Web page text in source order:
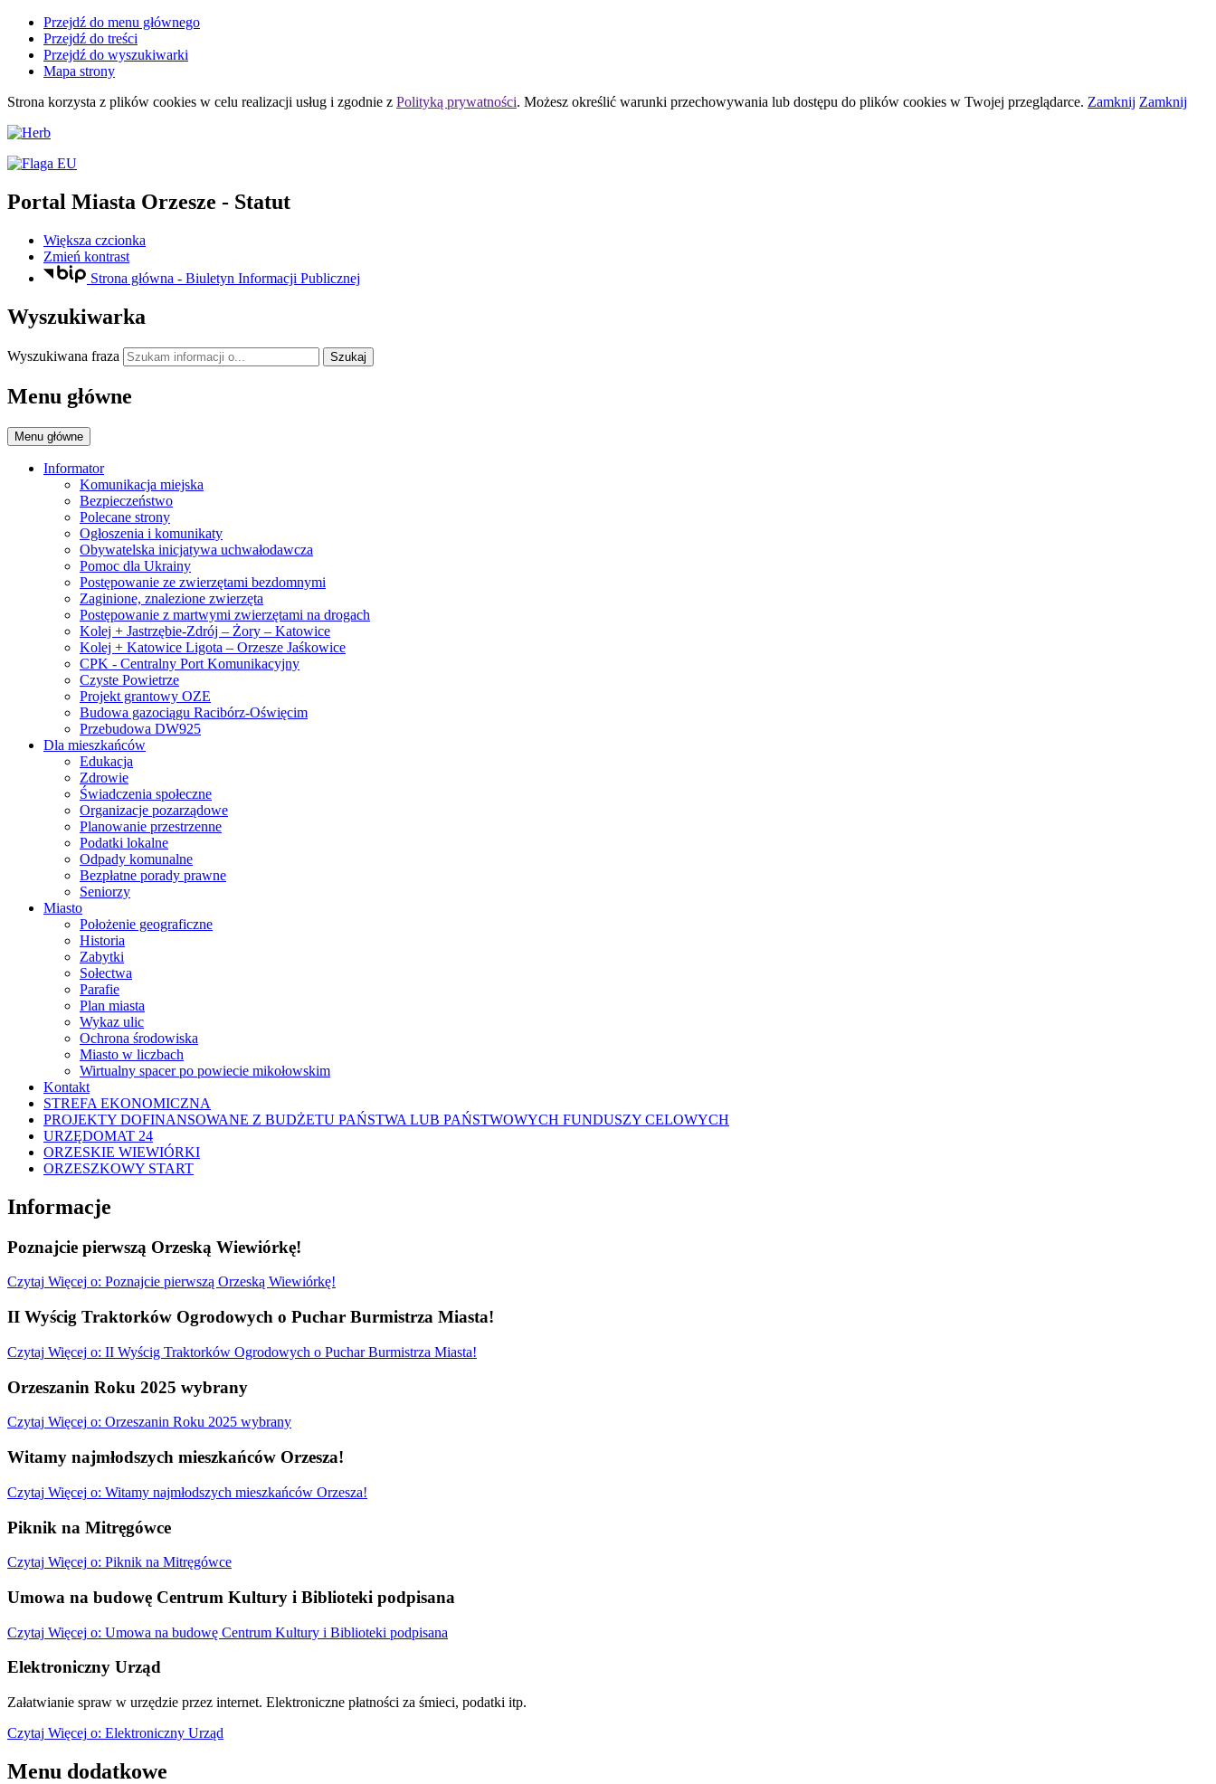
Przejdź do menu głównego
Przejdź do treści
Przejdź do wyszukiwarki
Mapa strony
Strona korzysta z plików cookies w celu realizacji usług i zgodnie z Polityką prywatności. Możesz określić warunki przechowywania lub dostępu do plików cookies w Twojej przeglądarce. Zamknij Zamknij
Portal Miasta Orzesze - Statut
Większa czcionka
Zmień kontrast
Strona główna - Biuletyn Informacji Publicznej
Wyszukiwarka
Wyszukiwana fraza Szukaj
Menu główne
Menu główne
Informator
Komunikacja miejska
Bezpieczeństwo
Polecane strony
Ogłoszenia i komunikaty
Obywatelska inicjatywa uchwałodawcza
Pomoc dla Ukrainy
Postępowanie ze zwierzętami bezdomnymi
Zaginione, znalezione zwierzęta
Postępowanie z martwymi zwierzętami na drogach
Kolej + Jastrzębie-Zdrój – Żory – Katowice
Kolej + Katowice Ligota – Orzesze Jaśkowice
CPK - Centralny Port Komunikacyjny
Czyste Powietrze
Projekt grantowy OZE
Budowa gazociągu Racibórz-Oświęcim
Przebudowa DW925
Dla mieszkańców
Edukacja
Zdrowie
Świadczenia społeczne
Organizacje pozarządowe
Planowanie przestrzenne
Podatki lokalne
Odpady komunalne
Bezpłatne porady prawne
Seniorzy
Miasto
Położenie geograficzne
Historia
Zabytki
Sołectwa
Parafie
Plan miasta
Wykaz ulic
Ochrona środowiska
Miasto w liczbach
Wirtualny spacer po powiecie mikołowskim
Kontakt
STREFA EKONOMICZNA
PROJEKTY DOFINANSOWANE Z BUDŻETU PAŃSTWA LUB PAŃSTWOWYCH FUNDUSZY CELOWYCH
URZĘDOMAT 24
ORZESKIE WIEWIÓRKI
ORZESZKOWY START
Informacje
Poznajcie pierwszą Orzeską Wiewiórkę!
Czytaj Więcej o: Poznajcie pierwszą Orzeską Wiewiórkę!
II Wyścig Traktorków Ogrodowych o Puchar Burmistrza Miasta!
Czytaj Więcej o: II Wyścig Traktorków Ogrodowych o Puchar Burmistrza Miasta!
Orzeszanin Roku 2025 wybrany
Czytaj Więcej o: Orzeszanin Roku 2025 wybrany
Witamy najmłodszych mieszkańców Orzesza!
Czytaj Więcej o: Witamy najmłodszych mieszkańców Orzesza!
Piknik na Mitręgówce
Czytaj Więcej o: Piknik na Mitręgówce
Umowa na budowę Centrum Kultury i Biblioteki podpisana
Czytaj Więcej o: Umowa na budowę Centrum Kultury i Biblioteki podpisana
Elektroniczny Urząd
Załatwianie spraw w urzędzie przez internet. Elektroniczne płatności za śmieci, podatki itp.
Czytaj Więcej o: Elektroniczny Urząd
Menu dodatkowe